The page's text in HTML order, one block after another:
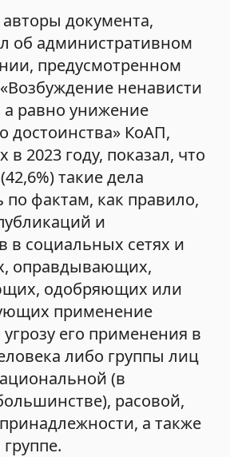
документа,
об административном
предусмотренном
ненависти
равно унижение
достоинства» КоАП,
2023 году, показал, что
такие дела
по фактам, как правило,
и
в социальных сетях и
оправдывающих,
одобряющих или
применение
его применения в
либо группы лиц
(в
расовой,
а также